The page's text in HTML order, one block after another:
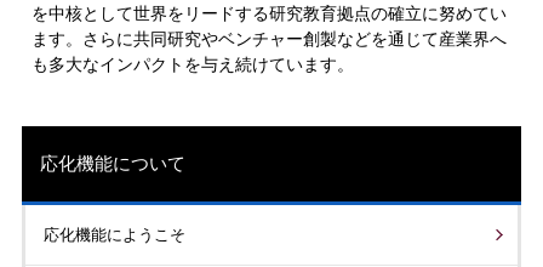
を中核として世界をリードする研究教育拠点の確立に努めてい
ます。さらに共同研究やベンチャー創製などを通じて産業界へ
も多大なインパクトを与え続けています。
応化機能について
応化機能にようこそ